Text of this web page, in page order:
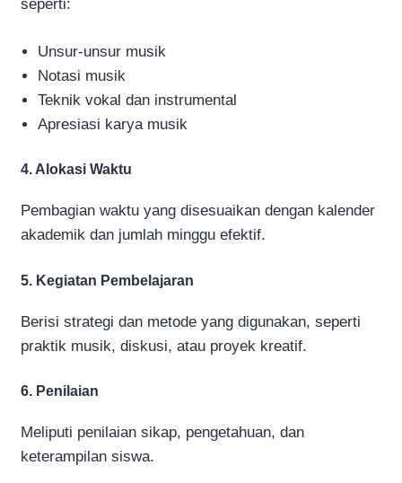
seperti:
Unsur-unsur musik
Notasi musik
Teknik vokal dan instrumental
Apresiasi karya musik
4. Alokasi Waktu
Pembagian waktu yang disesuaikan dengan kalender
akademik dan jumlah minggu efektif.
5. Kegiatan Pembelajaran
Berisi strategi dan metode yang digunakan, seperti
praktik musik, diskusi, atau proyek kreatif.
6. Penilaian
Meliputi penilaian sikap, pengetahuan, dan
keterampilan siswa.